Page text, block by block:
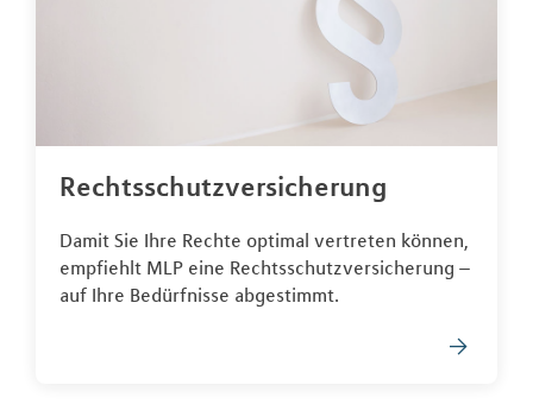
Rechtsschutzversicherung
Damit Sie Ihre Rechte optimal vertreten können,
empfiehlt MLP eine Rechtsschutzversicherung –
auf Ihre Bedürfnisse abgestimmt.